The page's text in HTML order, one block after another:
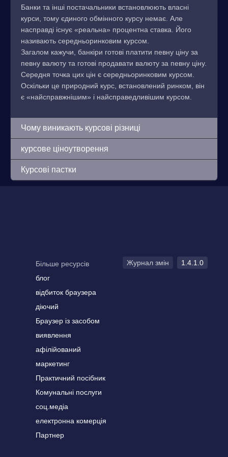
Банки та інші постачальники встановлюють власні
курси, тому єдиного обмінного курсу немає. Але
насправді існує «реальна» процентна ставка. Його
називають середньоринковим курсом.
Загалом кажучи, банкіри готові платити певну ціну за
певну валюту та готові продавати валюту за певну ціну.
Середня точка цих цін є середньоринковим курсом.
Оскільки це природний курс, встановлений ринком, він
є «найсправжнішим» і найсправедливішим курсом.
Чому виникають курсові різниці
курсове ціноутворення
Курсові пастки
Більше ресурсів
блог
відбиток браузера
діючий
Браузер із засобом
виявлення
афілійований
маркетинг
Практичний посібник
Комунальні послуги
соц.медіа
електронна комерція
Партнер
Журнал змін 1.4.1.0